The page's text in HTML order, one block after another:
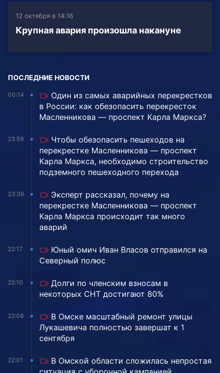
12 октября в 14:16
Крупная авария произошла накануне
ПОСЛЕДНИЕ НОВОСТИ
00:14
Один из самых аварийных перекрестков
в России: как обезопасить перекресток
Масленникова — проспект Карла Маркса?
23:59
Чтобы обезопасить пешеходов на
перекрестке Масленникова — проспект
Карла Маркса, необходимо строительство
подземного пешеходного перехода
23:36
Эксперт рассказал, почему на
перекрестке Масленникова — проспект
Карла Маркса происходит так много
аварий
22:17
Юный омич Иван Власов отправился на
Северный полюс
22:10
Долги по членским взносам в
некоторых СНТ достигают 80%
22:08
В Омске масштабный ремонт улицы
Лукашевича полностью завершат к 1
сентября
22:01
В Омской области сложилась непростая